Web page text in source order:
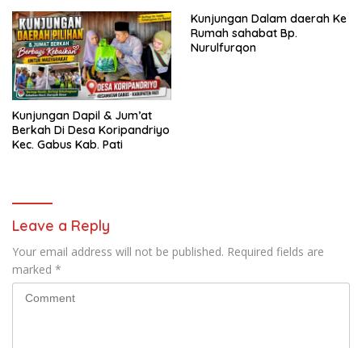
Kunjungan Dapil & Jum’at
Berkah Di Desa Koripandriyo
Kec. Gabus Kab. Pati
Kunjungan Dalam daerah Ke
Rumah sahabat Bp.
Nurulfurqon
Leave a Reply
Your email address will not be published. Required fields are
marked *